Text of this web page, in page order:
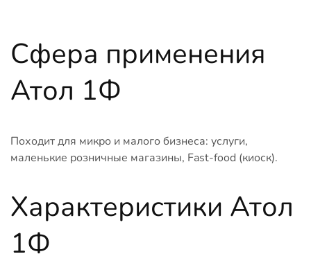
Сфера применения
Атол 1Ф
Походит для микро и малого бизнеса: услуги,
маленькие розничные магазины, Fast-food (киоск).
Характеристики Атол
1Ф